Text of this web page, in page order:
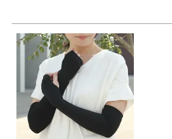
新着＆再入荷商品
カテゴリーから探す